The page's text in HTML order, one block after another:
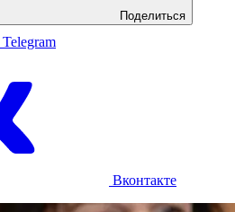
Поделиться
Telegram
Вконтакте